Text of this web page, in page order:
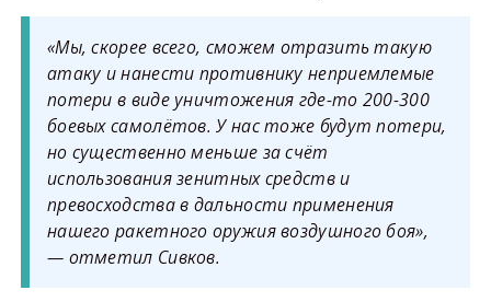
«Мы, скорее всего, сможем отразить такую
атаку и нанести противнику неприемлемые
потери в виде уничтожения где-то 200-300
боевых самолётов. У нас тоже будут потери,
но существенно меньше за счёт
использования зенитных средств и
превосходства в дальности применения
нашего ракетного оружия воздушного боя»,
— отметил Сивков.